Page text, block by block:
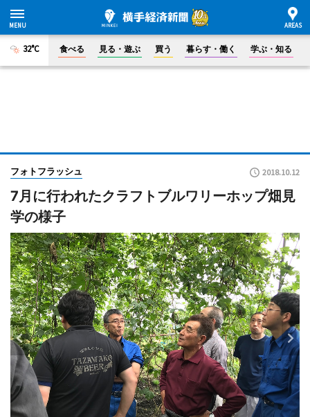
32°C 食べる 見る・遊ぶ 買う 暮らす・働く 学ぶ・知る
フォトフラッシュ 2018.10.12
7月に行われたクラフトブルワリーホップ畑見
学の様子